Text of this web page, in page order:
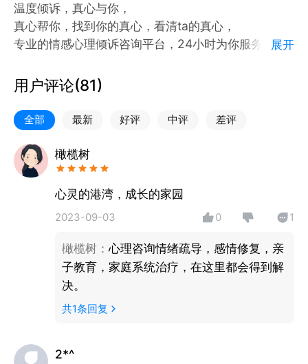
温度倾诉，真心与你，
真心帮你，找到你的真心，看清ta的真心，
专业的情感心理倾诉咨询平台，24小时为你服务
感心理抑郁倾诉咨询，倾听和陪伴，帮助您调整情绪状
态，收获健康快乐生活。
服务宗旨：看见你，温暖你，照亮你。
用户群体：恋爱情感、婚姻情感、失恋挽回、离婚复
婚、人际关系、亲子教育、学习困扰、情绪困扰等。
展开
用户评论(81)
全部 最新 好评 中评 差评
橄榄树
心灵的港湾，成长的家园
2023-09-03 0 1
橄榄树：心理咨询情绪疏导，感情修复，亲
子教育，家庭系统治疗，在这里都会得到解
决。
共1条回复
2*^